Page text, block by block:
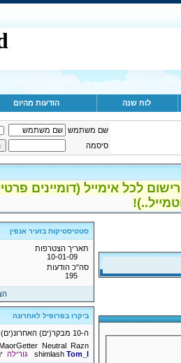
לוח שנה הודעות מהיום
שם משתמש
סיסמה
לכל אימייל (דומיינים
סטטיסטיקות בזעיר אנפין
תאריך הצטרפות
10-01-09
סה"כ הודעות
195
ביקרו בפרופיל לאחרונה
ה-10 מבקר(ים) האחרונ(ים) לדף זה היו:
Neutral Razn
shimlash Tom_l גורילה